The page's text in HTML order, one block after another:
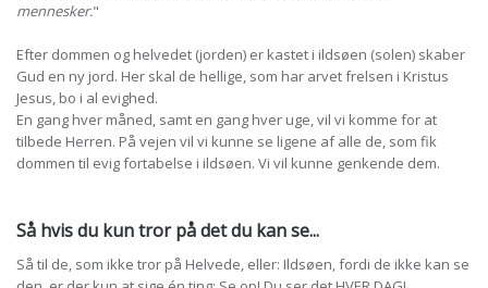
mennesker."
Efter dommen og helvedet (jorden) er kastet i ildsøen (solen) skaber
Gud en ny jord. Her skal de hellige, som har arvet frelsen i Kristus
Jesus, bo i al evighed.
En gang hver måned, samt en gang hver uge, vil vi komme for at
tilbede Herren. På vejen vil vi kunne se ligene af alle de, som fik
dommen til evig fortabelse i ildsøen. Vi vil kunne genkende dem.
Så hvis du kun tror på det du kan se...
Så til de, som ikke tror på Helvede, eller: Ildsøen, fordi de ikke kan se